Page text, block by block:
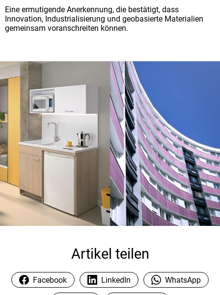
Eine ermutigende Anerkennung, die bestätigt, dass
Innovation, Industrialisierung und geobasierte Materialien
gemeinsam voranschreiten können.
Artikel teilen
Facebook LinkedIn WhatsApp